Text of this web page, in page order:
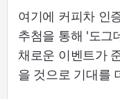
여기에 커피차 인
추첨을 통해 '도그
채로운 이벤트가
을 것으로 기대를